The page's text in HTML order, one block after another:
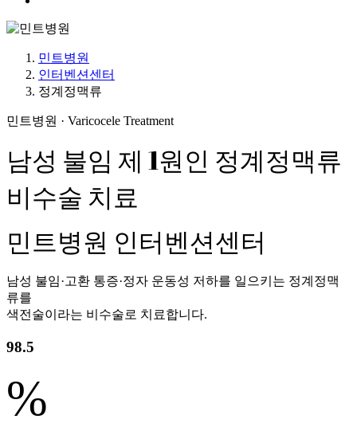
민트병원
인터벤션센터
정계정맥류
민트병원 · Varicocele Treatment
남성 불임 제 1원인 정계정맥류
비수술 치료
민트병원 인터벤션센터
남성 불임·고환 통증·정자 운동성 저하를 일으키는 정계정맥
류를
색전술이라는 비수술로 치료합니다.
98.5
%